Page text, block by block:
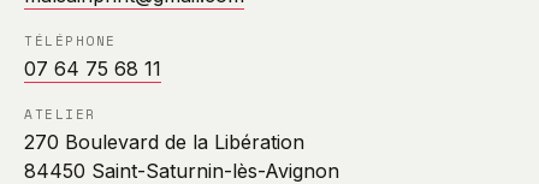
TÉLÉPHONE
07 64 75 68 11
ATELIER
270 Boulevard de la Libération
84450 Saint-Saturnin-lès-Avignon